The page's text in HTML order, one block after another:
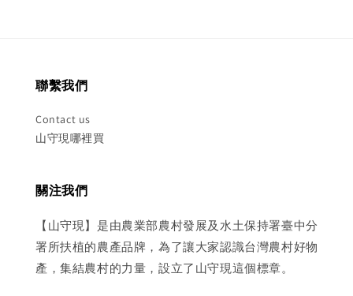
聯繫我們
Contact us
山守現哪裡買
關注我們
【山守現】是由農業部農村發展及水土保持署臺中分
署所扶植的農產品牌，為了讓大家認識台灣農村好物
產，集結農村的力量，設立了山守現這個標章。